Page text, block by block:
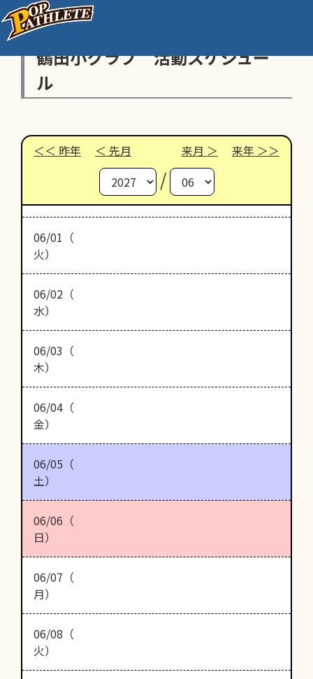
鶴田小クラブ 活動スケジュー
ル
昨年 先月 来月 来年
/
06/01（
火）
06/02（
水）
06/03（
木）
06/04（
金）
06/05（
土）
06/06（
日）
06/07（
月）
06/08（
火）